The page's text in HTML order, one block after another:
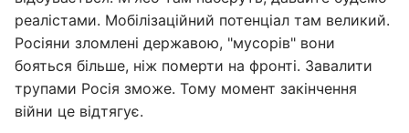
реалістами. Мобілізаційний потенціал там великий.
Росіяни зломлені державою, "мусорів" вони
бояться більше, ніж померти на фронті. Завалити
трупами Росія зможе. Тому момент закінчення
війни це відтягує.